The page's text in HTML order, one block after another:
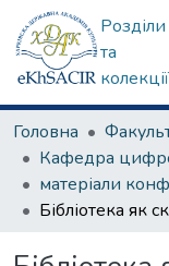
Розділи
та
колекції
Головна